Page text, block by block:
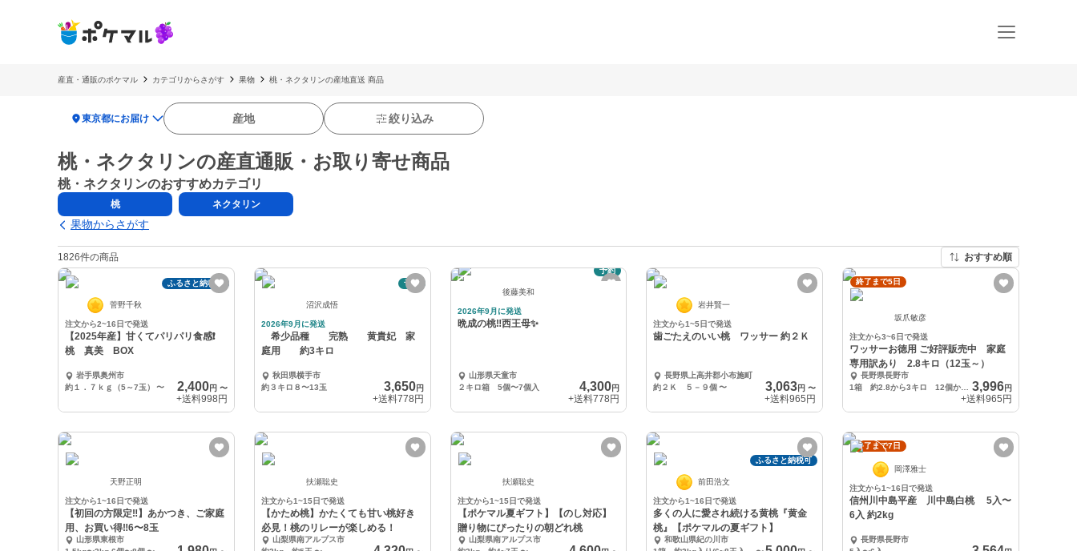
産直・通販のポケマル カテゴリからさがす 果物 桃・ネクタリンの産地直送 商品
location_on東京都にお届け 産地 絞り込み
桃・ネクタリンの産直通販・お取り寄せ商品
桃・ネクタリンのおすすめカテゴリ
桃 ネクタリン
果物からさがす
1826件の商品 おすすめ順
ふるさと納税可
菅野千秋
注文から2~16日で発送
【2025年産】甘くてパリパリ食感❗️
桃 真美 BOX
岩手県奥州市
約１．７ｋｇ（5～7玉）
〜 2,400円 〜
+送料998円
予約
沼沢成悟
2026年9月に発送
希少品種 完熟 黄貴妃 家
庭用 約3キロ
秋田県横手市
約３キロ８〜13玉
3,650円
+送料778円
予約
後藤美和
2026年9月に発送
晩成の桃‼️西王母✨
山形県天童市
２キロ箱 5個〜7個入
4,300円
+送料778円
岩井賢一
注文から1~5日で発送
歯ごたえのいい桃 ワッサー 約２Ｋ
長野県上高井郡小布施町
約２Ｋ ５－９個 〜 3,063円〜
+送料965円
終了まで5日
坂爪敏彦
注文から3~6日で発送
ワッサーお徳用 ご好評販売中 家庭
専用訳あり 2.8キロ（12玉～）
長野県長野市
3,996円
+送料965円
天野正明
注文から1~16日で発送
【初回の方限定‼︎】あかつき、ご家庭
用、お買い得‼︎6〜8玉
山形県東根市
扶瀬聡史
注文から1~15日で発送
【かため桃】かたくても甘い桃好き
必見！桃のリレーが楽しめる！
山梨県南アルプス市
扶瀬聡史
注文から1~15日で発送
【ポケマル夏ギフト】【のし対応】
贈り物にぴったりの朝どれ桃
山梨県南アルプス市
ふるさと納税可
前田浩文
注文から1~16日で発送
多くの人に愛され続ける黄桃『黄金
桃』【ポケマルの夏ギフト】
和歌山県紀の川市
終了まで7日
岡澤雅士
注文から1~16日で発送
信州川中島平産 川中島白桃 5入〜
6入 約2kg
長野県長野市